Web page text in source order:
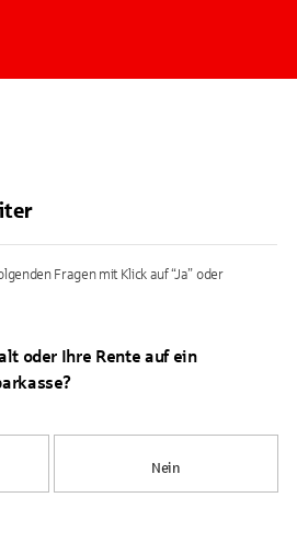
Fragen mit Klick auf “Ja” oder
oder Ihre Rente auf ein
Nein